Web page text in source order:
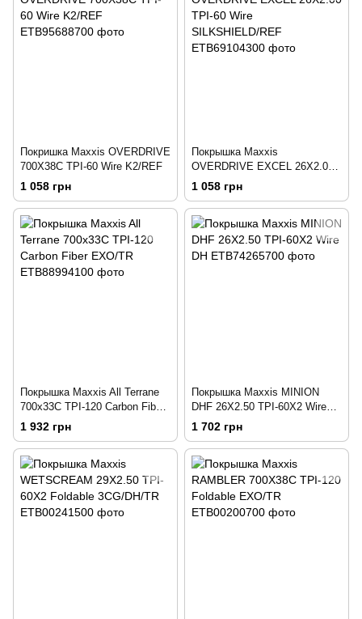
Покришка Maxxis OVERDRIVE
700X38C TPI-60 Wire K2/REF
1 058 грн
Покрышка Maxxis
OVERDRIVE EXCEL 26X2.00
TPI-60 Wire SILKSHIELD/REF
1 058 грн
Покрышка Maxxis All Terrane
700х33C TPI-120 Carbon Fiber
EXO/TR
1 932 грн
Покрышка Maxxis MINION
DHF 26X2.50 TPI-60X2 Wire
DH
1 702 грн